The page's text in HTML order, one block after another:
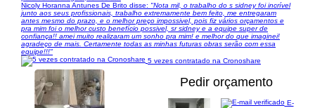
Nicoly Horanna Antunes De Brito disse: "Nota mil, o trabalho do s sidney foi incrível
junto aos seus profissionais, trabalho extremamente bem feito, me entregaram
antes mesmo do prazo, e o melhor preço impossivel, pois fiz vários orçamentos e
pra mim foi o melhor custo benefício possivel, sr sidney e a equipe super de
confiança!! amei muito realizaram um sonho pra mim! e melhor do que imaginei!
agradeço de mais. Certamente todas as minhas futuras obras serão com essa
equipe!!!"
5 vezes contratado na Cronoshare
Pedir orçamento
E-